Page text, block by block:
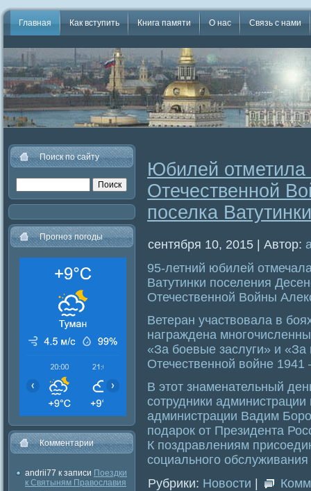
Главная Как вступить Книга памяти О нас Связь с нами
Поиск по сайту
Прогноз погоды
Комментарии
andrii77 к записи Поездки
к Святыням Православия
Юбилей отметила
Отечественной
поселка Ватутинки
сентября 10, 2015 | Автор:
95-летний юбилей
Ватутинки поселения
Отечественной Войны
Ветеран участвовала в
награждена
«За боевые заслуги» и
Отечественной войне 1941
В этот знаменательный
сотрудники
администрации Вадим
подарок от Президента
К поздравлениям
социального
Рубрики: Новости |